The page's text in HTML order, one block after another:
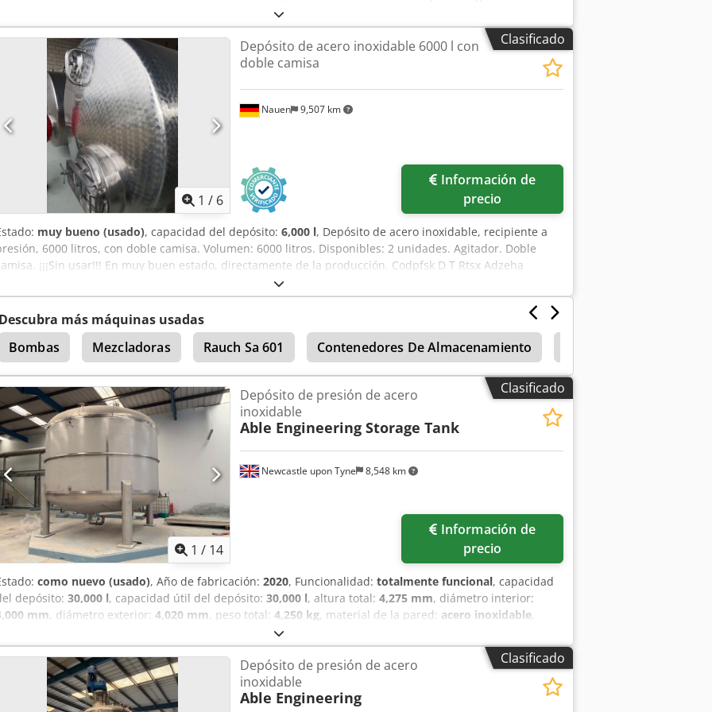
cilindros verticales de acero inoxidable para procesos, aislados. Camisa de refrigeración/calentamiento.
montado en la parte superior. AISI 304.
Clasificado
1 / 6
Nauen 9,507 km
Depósito de acero inoxidable 6000 l con
doble camisa
precio
muy bueno (usado), capacidad del depósito: 6,000 l, Depósito de acero inoxidable, recipiente a
6000 litros, con doble camisa. Volumen: 6000 litros. Disponibles: 2 unidades. Agitador. Doble
¡¡¡Sin usar!!! En muy buen estado, directamente de la producción. Codpfsk D T Rtsx Adzeha
Descubra más máquinas usadas
Bombas
Mezcladoras Rauch Sa 601 Contenedores De Almacenamiento
Clasificado
1 / 14
Newcastle upon Tyne 8,548 km
Depósito de presión de acero
inoxidable
Able Engineering Storage Tank
precio
como nuevo (usado), Año de fabricación: 2020, Funcionalidad: totalmente funcional, capacidad
depósito: 30,000 l, capacidad útil del depósito: 30,000 l, altura total: 4,275 mm, diámetro interior:
mm, diámetro exterior: 4,020 mm, peso total: 4,250 kg, material de la pared: acero inoxidable,
, temperatura de funcionamiento:
sanitarias, Nuevo, nunca utilizado. Retirado profesionalmente de una planta de fabricación
de INEOS antes de su primer uso. Cedjzhn Rqopfx Adzjha Fabricado por Able Engineering, este depósito
presurizado de acero inoxidable 316L, con especificaciones de alta calidad y apto para aplicaciones
sanitarias, es adecuado para las industrias farmacéutica, cosmética, de productos de cuidado personal,
Clasificado
Depósito de presión de acero
inoxidable
Able Engineering